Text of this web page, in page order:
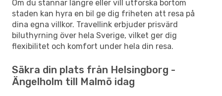
Om du stannar längre eller vill utforska bortom
staden kan hyra en bil ge dig friheten att resa på
dina egna villkor. Travellink erbjuder prisvärd
biluthyrning över hela Sverige, vilket ger dig
flexibilitet och komfort under hela din resa.
Säkra din plats från Helsingborg -
Ängelholm till Malmö idag